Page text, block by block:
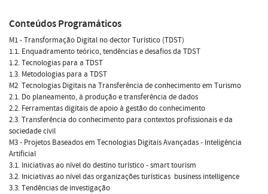
Conteúdos Programáticos
M1 - Transformação Digital no dector Turístico (TDST)
1.1. Enquadramento teórico, tendências e desafios da TDST
1.2. Tecnologias para a TDST
1.3. Metodologias para a TDST
M2  Tecnologias Digitais na Transferência de conhecimento em Turismo
2.1. Do planeamento, à produção e transferência de dados
2.2. Ferramentas digitais de apoio à gestão do conhecimento
2.3. Transferência do conhecimento para contextos profissionais e da
sociedade civil
M3 - Projetos Baseados em Tecnologias Digitais Avançadas - Inteligência
Artificial
3.1. Iniciativas ao nível do destino turístico - smart tourism
3.2. Iniciativas ao nível das organizações turísticas  business intelligence
3.3. Tendências de investigação